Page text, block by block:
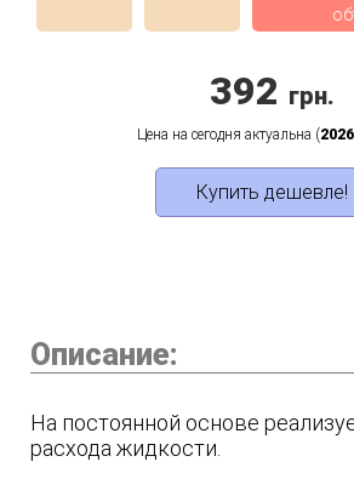
392 грн.
Цена на сегодня актуальна (
Купить дешевле!
Описание:
На постоянной основе
расхода жидкости.